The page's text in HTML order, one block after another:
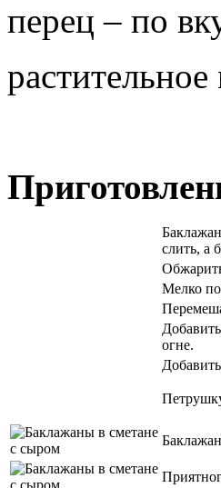
перец – по
слить, а
Мелко
огне.